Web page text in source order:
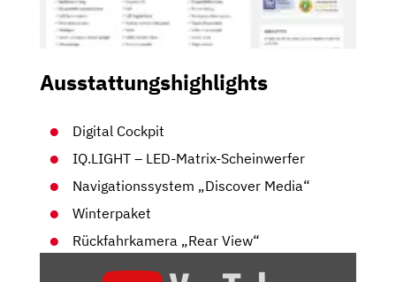
Ausstattungshighlights
Digital Cockpit
IQ.LIGHT – LED-Matrix-Scheinwerfer
Navigationssystem „Discover Media“
Winterpaket
Rückfahrkamera „Rear View“